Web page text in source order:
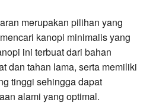
merupakan pilihan yang
kanopi minimalis yang
ini terbuat dari bahan
dan tahan lama, serta memiliki
tinggi sehingga dapat
alami yang optimal.